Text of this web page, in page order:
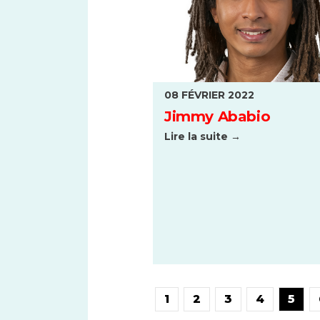
08 FÉVRIER 2022
Jimmy Ababio
Lire la suite →
1 2 3 4 5